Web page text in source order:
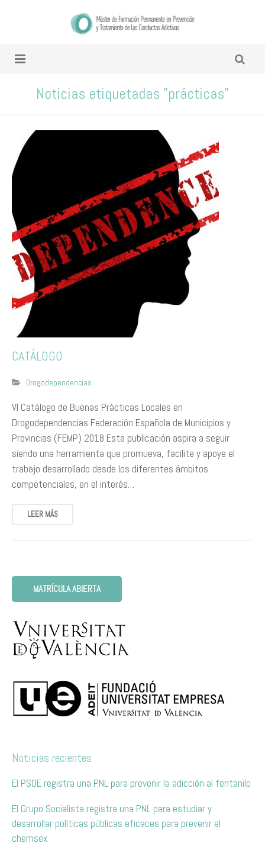
Noticias etiquetadas "prácticas"
CATÁLOGO
Drogodependencias
VI Catálogo de Buenas Prácticas Locales en
Drogodependencias Federación Española de Municipios y
Provincias (FEMP) 2018 Esta publicación aspira a seguir
siendo una herramienta que promueva, facilite y apoye el
trabajo desarrollado desde los diferentes ámbitos
competenciales, en el interés…
LEER MÁS
MATRÍCULA ABIERTA
Noticias recientes
El PSOE registra una PNL para prevenir la adicción al fentanilo
El Grupo Socialista registra una PNL para estudiar y
desarrollar políticas públicas eficaces para prevenir el
chemsex